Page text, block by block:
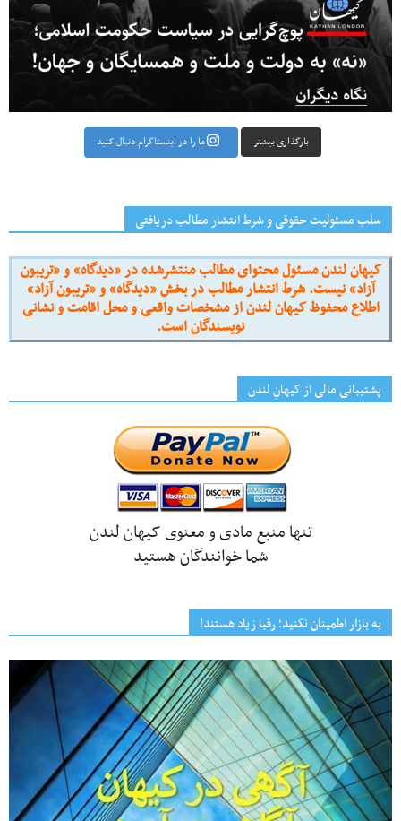
بارگذاری بیشتر ما را در اینستاگرام دنبال کنید
سلب مسئولیت حقوقی و شرط انتشار مطالب دریافتی
کیهان لندن مسئول محتوای مطالب منتشرشده در «دیدگاه» و «تریبون
آزاد» نیست. شرط انتشار مطالب در بخش «دیدگاه» و «تریبون آزاد»
اطلاع محفوظ کیهان لندن از مشخصات واقعی و محل اقامت و نشانی
نویسندگان است.
پشتیبانی مالی از کیهانِ لندن
تنها منبع مادی و معنوی کیهان لندن
شما خوانندگان هستید
به بازار اطمینان نکنید؛ رقبا زیاد هستند!